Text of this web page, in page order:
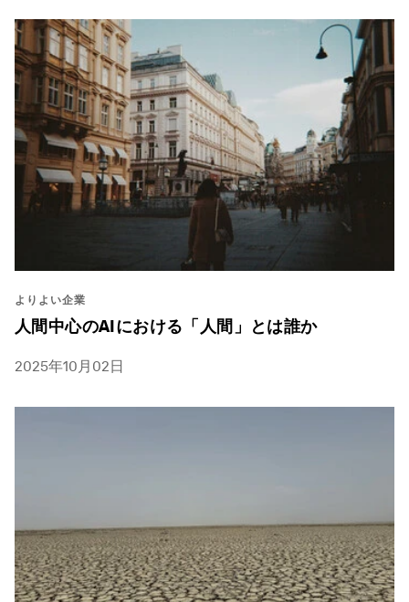
よりよい企業
人間中心のAIにおける「人間」とは誰か
2025年10月02日